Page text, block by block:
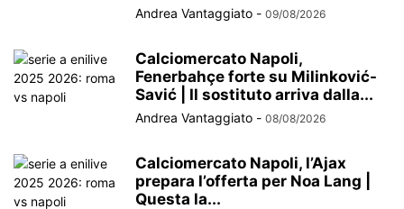
Andrea Vantaggiato - 09/08/2026
Calciomercato Napoli,
Fenerbahçe forte su Milinković-
Savić | Il sostituto arriva dalla...
Andrea Vantaggiato - 08/08/2026
Calciomercato Napoli, l’Ajax
prepara l’offerta per Noa Lang |
Questa la...